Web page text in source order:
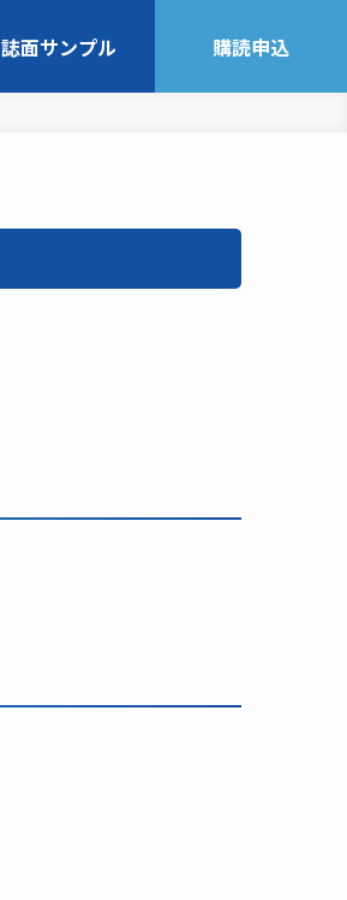
誌面サンプル 購読申込